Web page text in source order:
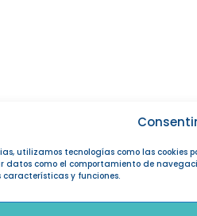
utilizamos tecnologías como las
datos como el comportamiento de
y funciones.